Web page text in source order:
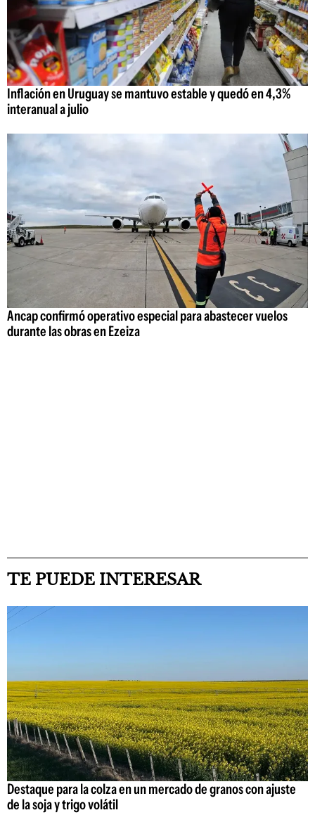
Inflación en Uruguay se mantuvo estable y quedó en 4,3%
interanual a julio
Ancap confirmó operativo especial para abastecer vuelos
durante las obras en Ezeiza
TE PUEDE INTERESAR
Destaque para la colza en un mercado de granos con ajuste
de la soja y trigo volátil